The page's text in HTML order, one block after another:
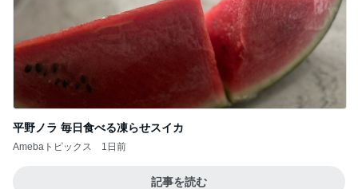
平野ノラ 毎日食べる凍らせスイカ
Amebaトピックス 1日前
記事を読む